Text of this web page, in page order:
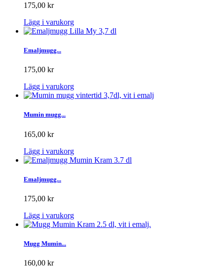
175,00 kr
Lägg i varukorg
Emaljmugg...
175,00 kr
Lägg i varukorg
Mumin mugg...
165,00 kr
Lägg i varukorg
Emaljmugg...
175,00 kr
Lägg i varukorg
Mugg Mumin...
160,00 kr